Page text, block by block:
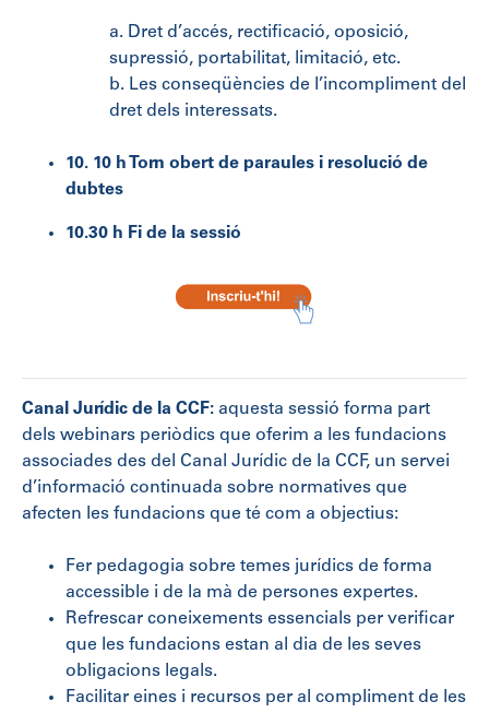
a. Dret d’accés, rectificació, oposició,
supressió, portabilitat, limitació, etc.
b. Les conseqüències de l’incompliment del
dret dels interessats.
10. 10 h Torn obert de paraules i resolució de
dubtes
10.30 h Fi de la sessió
Canal Jurídic de la CCF: aquesta sessió forma part
dels webinars periòdics que oferim a les fundacions
associades des del Canal Jurídic de la CCF, un servei
d’informació continuada sobre normatives que
afecten les fundacions que té com a objectius:
Fer pedagogia sobre temes jurídics de forma
accessible i de la mà de persones expertes.
Refrescar coneixements essencials per verificar
que les fundacions estan al dia de les seves
obligacions legals.
Facilitar eines i recursos per al compliment de les